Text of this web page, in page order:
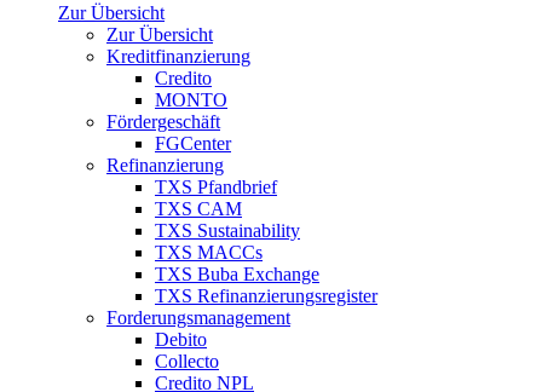
Zur Übersicht
Zur Übersicht
Kreditfinanzierung
Credito
MONTO
Fördergeschäft
FGCenter
Refinanzierung
TXS Pfandbrief
TXS CAM
TXS Sustainability
TXS MACCs
TXS Buba Exchange
TXS Refinanzierungsregister
Forderungsmanagement
Debito
Collecto
Credito NPL